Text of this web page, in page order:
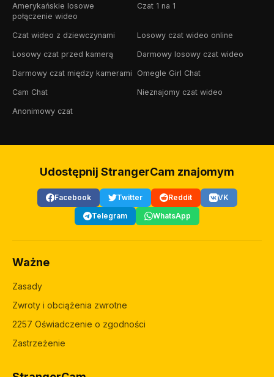
Amerykańskie losowe
połączenie wideo
Czat 1 na 1
Czat wideo z dziewczynami Losowy czat wideo online
Losowy czat przed kamerą Darmowy losowy czat wideo
Darmowy czat między kamerami Omegle Girl Chat
Cam Chat Nieznajomy czat wideo
Anonimowy czat
Udostępnij StrangerCam znajomym
Facebook Twitter Reddit
VK
Telegram
WhatsApp
Ważne
Zasady
Zwroty i obciążenia zwrotne
2257 Oświadczenie o zgodności
Zastrzeżenie